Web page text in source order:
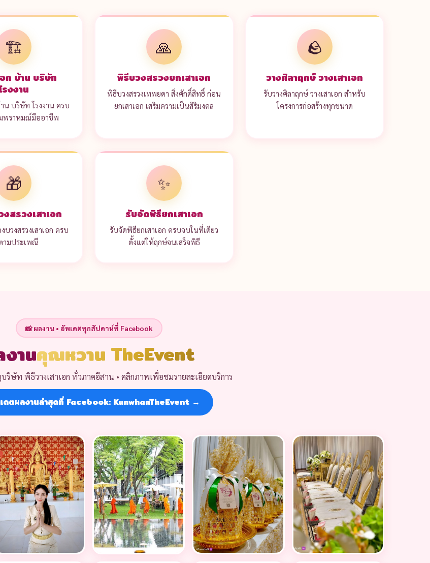
🏗️
ก บ้าน บริษัท
รงงาน
น บริษัท โรงงาน ครบ
พราหมณ์มืออาชีพ
🙏
พิธีบวงสรวงยกเสาเอก
พิธีบวงสรวงเทพยดา สิ่งศักดิ์สิทธิ์ ก่อน
ยกเสาเอก เสริมความเป็นสิริมงคล
🪨
วางศิลาฤกษ์ วางเสาเอก
รับวางศิลาฤกษ์ วางเสาเอก สำหรับ
โครงการก่อสร้างทุกขนาด
🎁
สรวงเสาเอก
บวงสรวงเสาเอก ครบ
ามประเพณี
✨
รับจัดพิธียกเสาเอก
รับจัดพิธียกเสาเอก ครบจบในที่เดียว
ตั้งแต่ให้ฤกษ์จนเสร็จพิธี
📸 ผลงาน • อัพเดตทุกสัปดาห์ที่ Facebook
านคุณหวาน TheEvent
ริษัท พิธีวางเสาเอก ทั่วภาคอีสาน • คลิกภาพเพื่อชมรายละเอียดบริการ
ดตผลงานล่าสุดที่ Facebook: KunwhanTheEvent →